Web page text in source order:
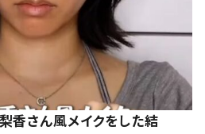
香さん風メイクをした結